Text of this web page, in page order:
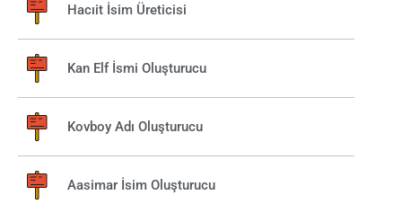
Hacıit İsim Üreticisi
Kan Elf İsmi Oluşturucu
Kovboy Adı Oluşturucu
Aasimar İsim Oluşturucu